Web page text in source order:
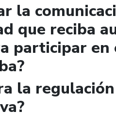
la
que reciba
participar en
la